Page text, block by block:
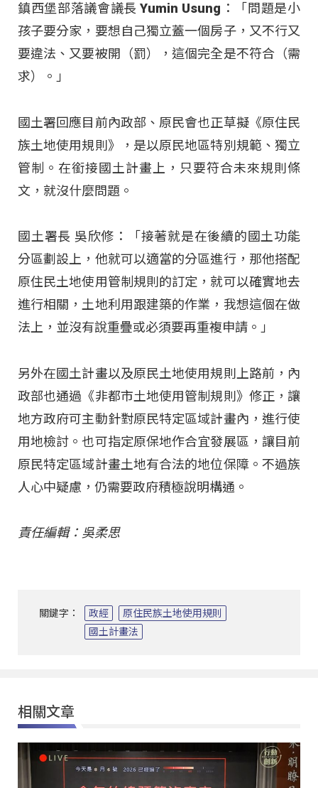
鎮西堡部落議會議長 Yumin Usung：「問題是小
孩子要分家，要想自己獨立蓋一個房子，又不行又
要違法、又要被開（罰），這個完全是不符合（需
求）。」
國土署回應目前內政部、原民會也正草擬《原住民
族土地使用規則》，是以原民地區特別規範、獨立
管制。在銜接國土計畫上，只要符合未來規則條
文，就沒什麼問題。
國土署長 吳欣修：「接著就是在後續的國土功能
分區劃設上，他就可以適當的分區進行，那他搭配
原住民土地使用管制規則的訂定，就可以確實地去
進行相關，土地利用跟建築的作業，我想這個在做
法上，並沒有說重疊或必須要再重複申請。」
另外在國土計畫以及原民土地使用規則上路前，內
政部也通過《非都市土地使用管制規則》修正，讓
地方政府可主動針對原民特定區域計畫內，進行使
用地檢討。也可指定原保地作合宜發展區，讓目前
原民特定區域計畫土地有合法的地位保障。不過族
人心中疑慮，仍需要政府積極說明構通。
責任編輯：吳柔思
關鍵字： 政經
原住民族土地使用規則
國土計畫法
相關文章